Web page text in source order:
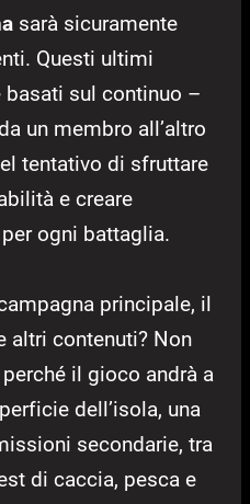
sarà sicuramente
Questi ultimi
sul continuo –
un membro all’altro
tentativo di sfruttare
e creare
ogni battaglia.
principale, il
altri contenuti? Non
il gioco andrà a
dell’isola, una
secondarie, tra
di caccia, pesca e